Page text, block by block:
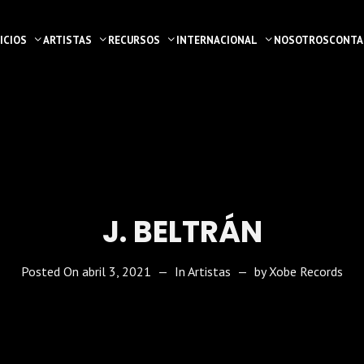
ARTISTAS RECURSOS INTERNACIONAL NOSOTROS
J. BELTRÁN
Posted On abril 3, 2021 In Artistas byXobe Records